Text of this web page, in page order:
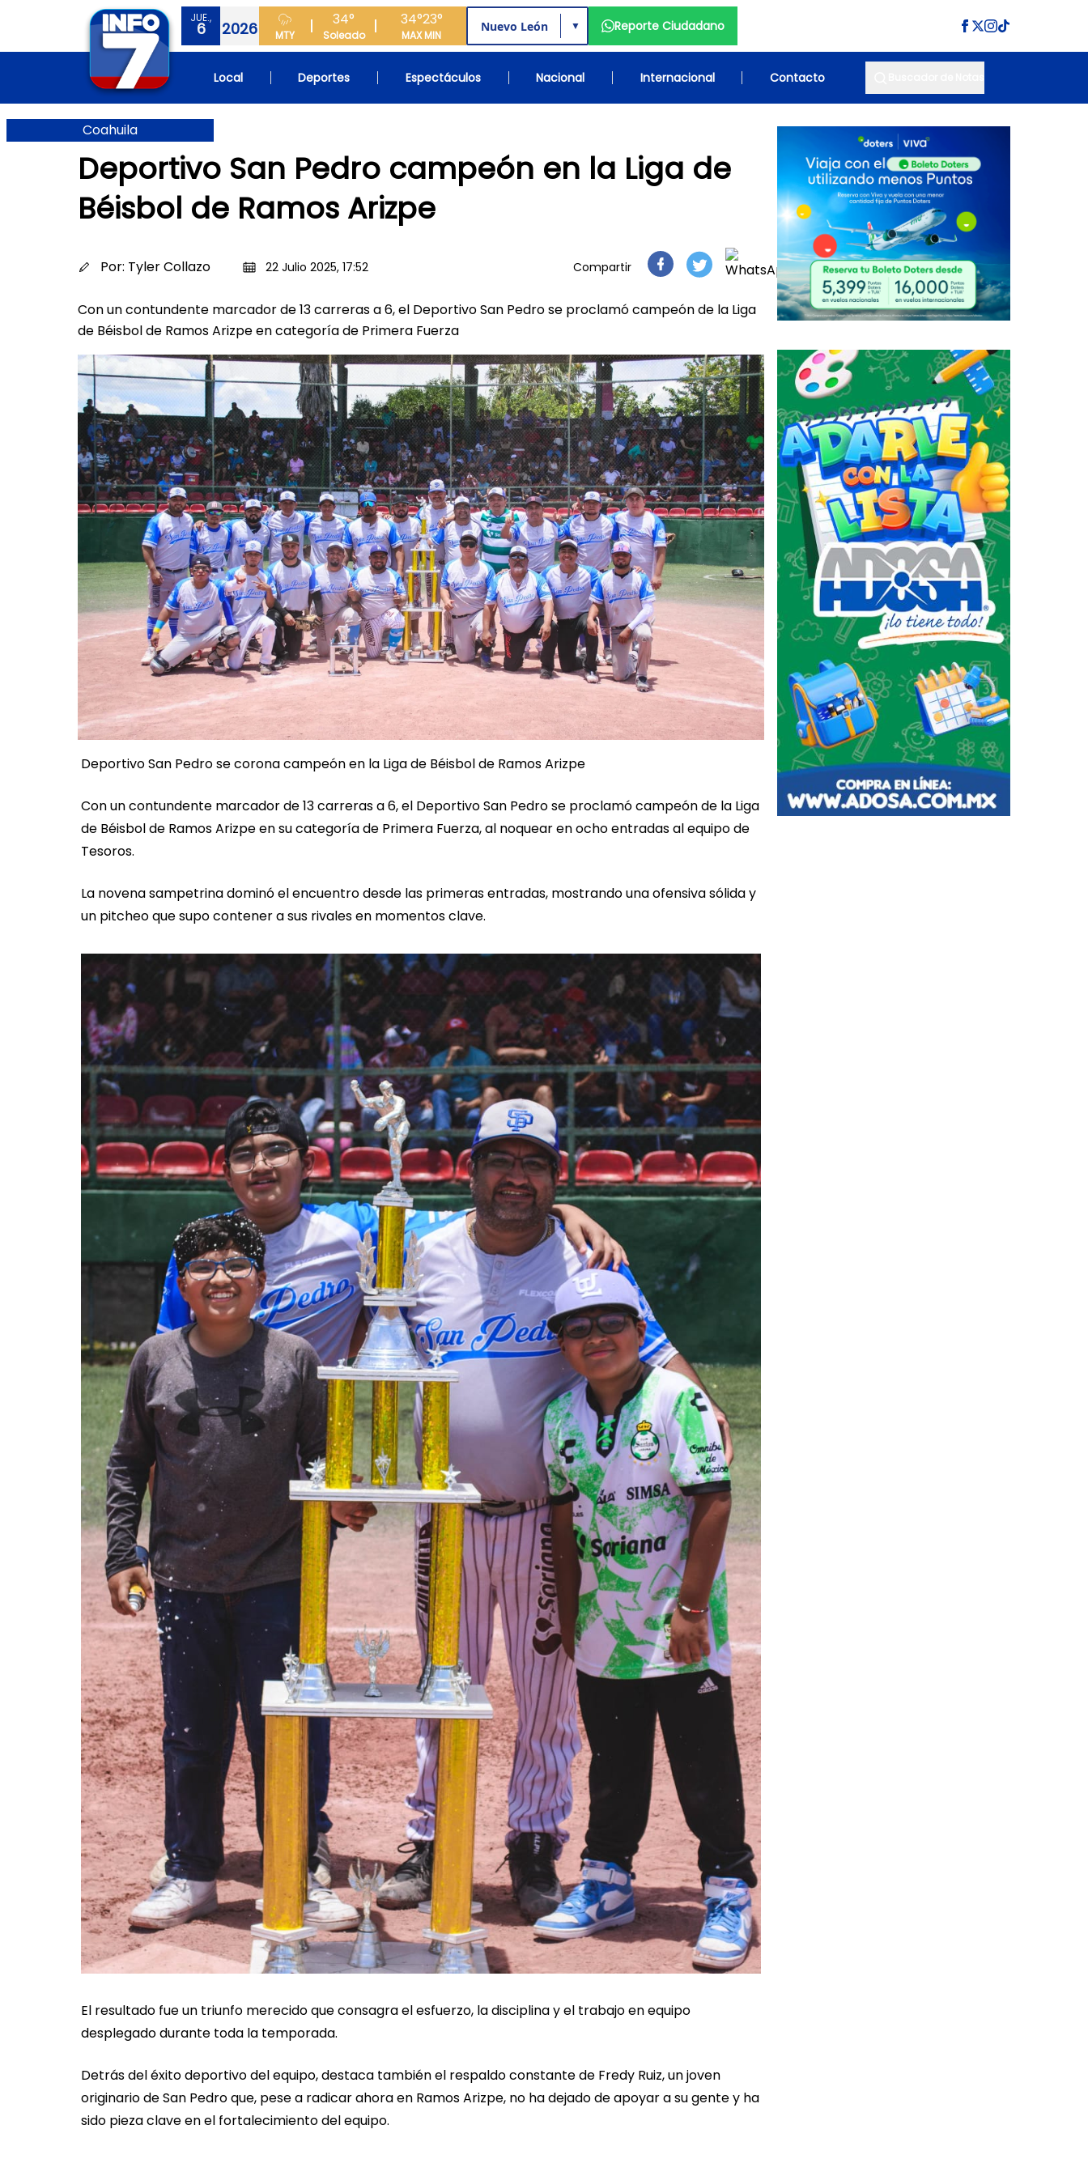
JUE.,
6 2026 MTY
34°
Soleado
34°
MAX
23°
MIN
▼ Reporte Ciudadano
Local Deportes Espectáculos Nacional Internacional Contacto
Coahuila
Deportivo San Pedro campeón en la Liga de
Béisbol de Ramos Arizpe
Por: Tyler Collazo 22 Julio 2025, 17:52 Compartir
Con un contundente marcador de 13 carreras a 6, el Deportivo San Pedro se proclamó campeón de la Liga
de Béisbol de Ramos Arizpe en categoría de Primera Fuerza
Deportivo San Pedro se corona campeón en la Liga de Béisbol de Ramos Arizpe
Con un contundente marcador de 13 carreras a 6, el Deportivo San Pedro se proclamó campeón de la Liga
de Béisbol de Ramos Arizpe en su categoría de Primera Fuerza, al noquear en ocho entradas al equipo de
Tesoros.
La novena sampetrina dominó el encuentro desde las primeras entradas, mostrando una ofensiva sólida y
un pitcheo que supo contener a sus rivales en momentos clave.
El resultado fue un triunfo merecido que consagra el esfuerzo, la disciplina y el trabajo en equipo
desplegado durante toda la temporada.
Detrás del éxito deportivo del equipo, destaca también el respaldo constante de Fredy Ruiz, un joven
originario de San Pedro que, pese a radicar ahora en Ramos Arizpe, no ha dejado de apoyar a su gente y ha
sido pieza clave en el fortalecimiento del equipo.